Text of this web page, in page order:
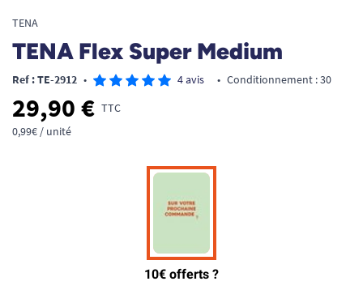
TENA
TENA Flex Super Medium
Ref : TE-2912 • 4 avis • Conditionnement : 30
29,90 € TTC
0,99€ / unité